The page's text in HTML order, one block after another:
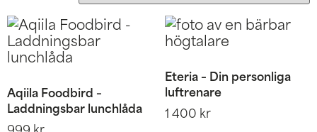
Aqiila Foodbird –
Laddningsbar lunchlåda
Eteria – Din personliga
luftrenare
1 400 kr